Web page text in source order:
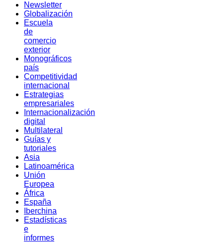
Newsletter
Globalización
Escuela
de
comercio
exterior
Monográficos
país
Competitividad
internacional
Estrategias
empresariales
Internacionalización
digital
Multilateral
Guías y
tutoriales
Asia
Latinoamérica
Unión
Europea
África
España
Iberchina
Estadísticas
e
informes